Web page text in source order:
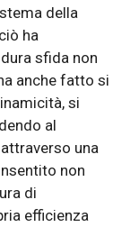
della
ha
sfida non
anche fatto si
si
al
una
non
di
efficienza